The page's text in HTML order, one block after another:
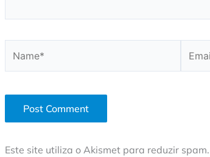
Este site utiliza o Akismet para reduzir spam.